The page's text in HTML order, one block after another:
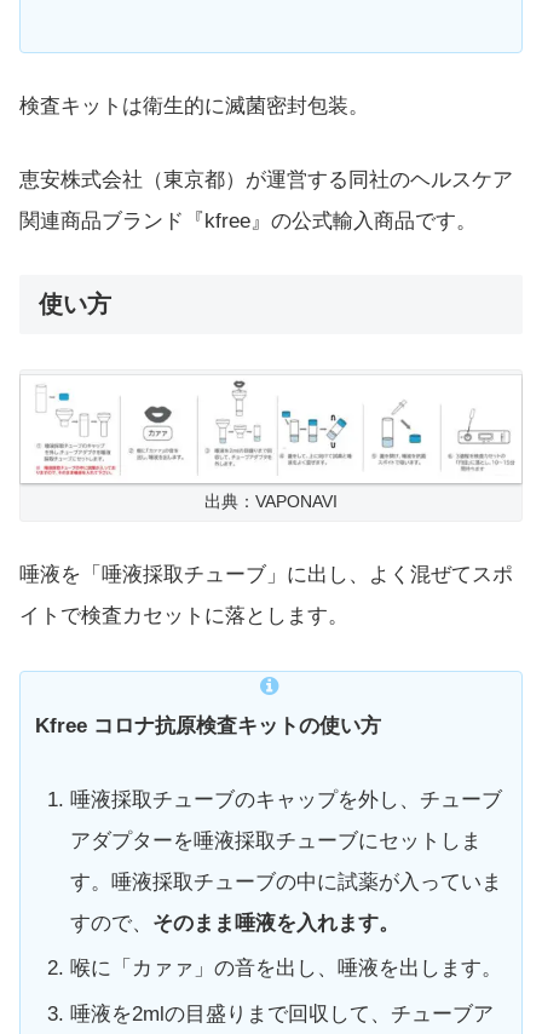
検査キットは衛生的に滅菌密封包装。
恵安株式会社（東京都）が運営する同社のヘルスケア
関連商品ブランド『kfree』の公式輸入商品です。
使い方
出典：VAPONAVI
唾液を「唾液採取チューブ」に出し、よく混ぜてスポ
イトで検査カセットに落とします。
Kfree コロナ抗原検査キットの使い方
唾液採取チューブのキャップを外し、チューブ
アダプターを唾液採取チューブにセットしま
す。唾液採取チューブの中に試薬が入っていま
すので、 そのまま唾液を入れます。
喉に「カァァ」の音を出し、唾液を出します。
唾液を2mlの目盛りまで回収して、チューブア